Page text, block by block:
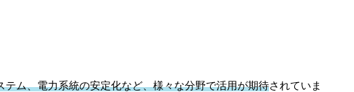
ム、電力系統の安定化など、様々な分野で活用が期待されていま